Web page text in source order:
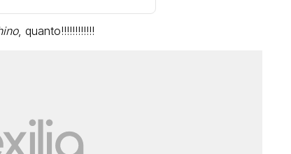
, quanto!!!!!!!!!!!!